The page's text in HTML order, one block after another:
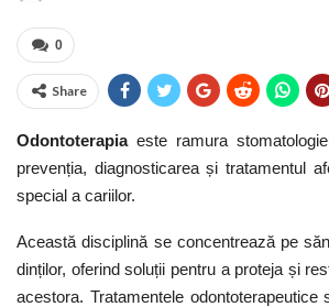
0
Share
Odontoterapia este ramura
prevenția, diagnosticarea și tratamentul
special a cariilor.
Această disciplină se concentrează pe
dinților, oferind soluții pentru a proteja și
acestora. Tratamentele odontoterapeutice